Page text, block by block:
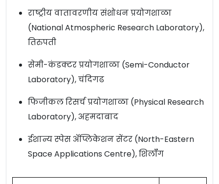
राष्ट्रीय वातावरणीय संशोधन प्रयोगशाळा
(National Atmospheric Research Laboratory),
तिरुपती
सेमी-कंडक्टर प्रयोगशाळा (Semi-Conductor
Laboratory), चंदिगढ
फिजीकल रिसर्च प्रयोगशाळा (Physical Research
Laboratory), अहमदाबाद
ईशान्य स्पेस अ‍ॅप्लिकेशन सेंटर (North-Eastern
Space Applications Centre), शिलॉँग